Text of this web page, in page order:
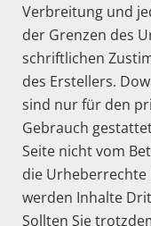
Verbreitung und
der Grenzen des
schriftlichen
des Erstellers.
sind nur für den
Gebrauch
Seite nicht vom
die
werden Inhalte
Sollten Sie